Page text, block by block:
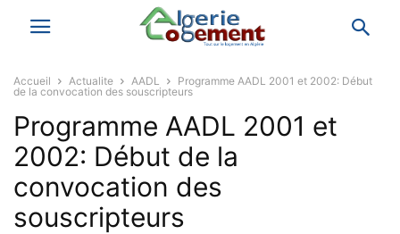
Accueil Actualite AADL
Programme AADL 2001 et 2002: Début
de la convocation des souscripteurs
Programme AADL 2001 et
2002: Début de la
convocation des
souscripteurs